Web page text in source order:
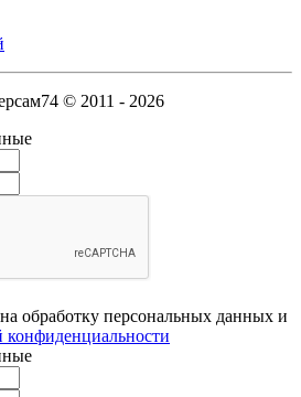
© 2011 - 2026
обработку персональных данных и
конфиденциальности